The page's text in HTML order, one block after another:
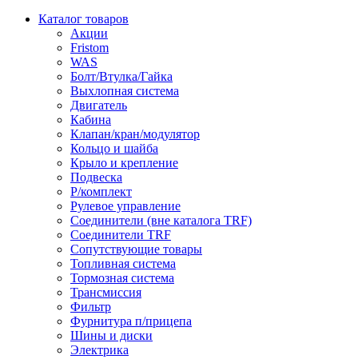
Каталог товаров
Акции
Fristom
WAS
Болт/Втулка/Гайка
Выхлопная система
Двигатель
Кабина
Клапан/кран/модулятор
Кольцо и шайба
Крыло и крепление
Подвеска
Р/комплект
Рулевое управление
Соединители (вне каталога TRF)
Соединители TRF
Сопутствующие товары
Топливная система
Тормозная система
Трансмиссия
Фильтр
Фурнитура п/прицепа
Шины и диски
Электрика